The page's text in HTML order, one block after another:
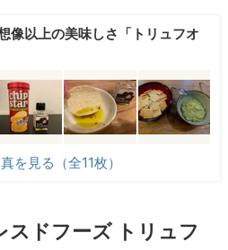
像以上の美味しさ「トリュフオ
を見る（全11枚）
スドフーズ トリュフ